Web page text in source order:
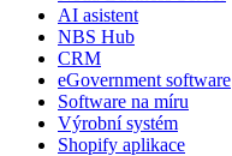
AI asistent
NBS Hub
CRM
eGovernment software
Software na míru
Výrobní systém
Shopify aplikace